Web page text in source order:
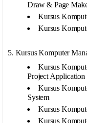
Draw & Page
Kursus
Kursus
5. Kursus Komputer
Kursus
Project Application
Kursus
System
Kursus
Kursus